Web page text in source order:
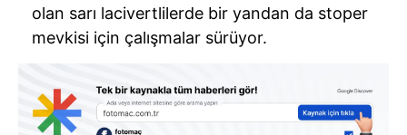
olan sarı lacivertlilerde bir yandan da stoper
mevkisi için çalışmalar sürüyor.